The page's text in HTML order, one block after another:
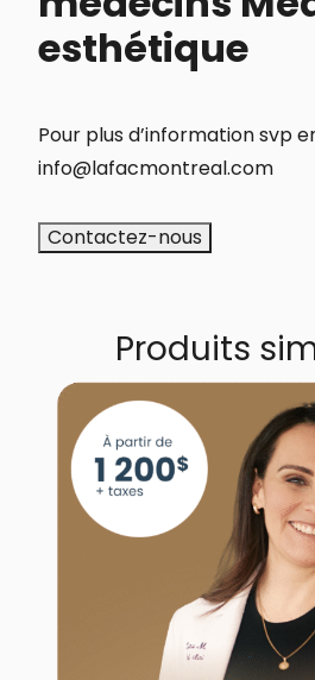
esthétique
Pour plus d’information svp
info@lafacmontreal.com
Contactez-nous
Produits